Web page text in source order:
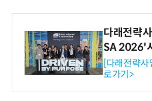
다래전략
SA 2026'
와의 비즈
-바이오 해
보
[다래전략
로가기>